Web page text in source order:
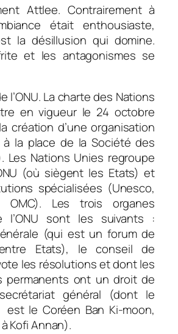
Attlee. Contrairement à
était enthousiaste,
la désillusion qui domine.
et les antagonismes se
l’ONU. La charte des Nations
en vigueur le 24 octobre
création d’une organisation
à la place de la Société des
Les Nations Unies regroupe
(où siègent les Etats) et
spécialisées (Unesco,
OMC). Les trois organes
l’ONU sont les suivants :
(qui est un forum de
Etats), le conseil de
les résolutions et dont les
permanents ont un droit de
général (dont le
le Coréen Ban Ki-moon,
Kofi Annan).